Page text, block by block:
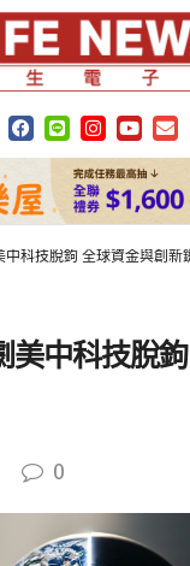
中科技脫鉤 全球資金與創新
美中科技脫
0